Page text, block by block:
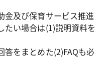
及び保育サービス推進
たい場合は(1)説明資料を
をまとめた(2)FAQも必